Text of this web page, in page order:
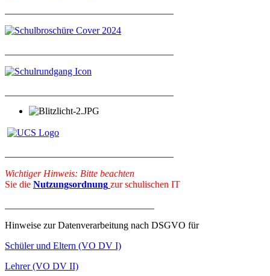
Wichtiger Hinweis: Bitte beachten
Sie die Nutzungsordnung zur schulischen IT
Hinweise zur Datenverarbeitung nach DSGVO für
Schüler und Eltern (VO DV I)
Lehrer (VO DV II)